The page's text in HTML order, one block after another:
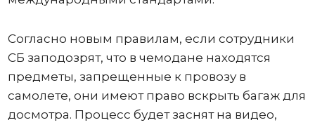
Согласно новым правилам, если сотрудники
СБ заподозрят, что в чемодане ​​находятся
предметы, запрещенные к провозу в
самолете, они имеют право вскрыть багаж для
досмотра. Процесс будет заснят на видео,